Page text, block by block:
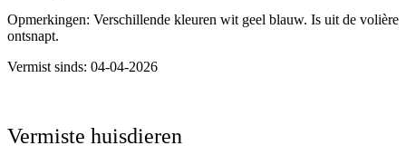
Opmerkingen: Verschillende kleuren wit geel blauw. Is uit de volière
ontsnapt.
Vermist sinds: 04-04-2026
Vermiste huisdieren